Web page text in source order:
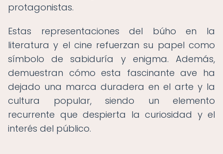
protagonistas.
Estas representaciones del búho en la
literatura y el cine refuerzan su papel como
símbolo de sabiduría y enigma. Además,
demuestran cómo esta fascinante ave ha
dejado una marca duradera en el arte y la
cultura popular, siendo un elemento
recurrente que despierta la curiosidad y el
interés del público.